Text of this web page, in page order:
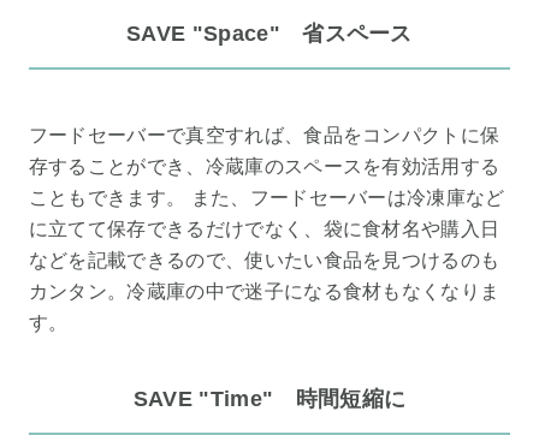
SAVE "Space" 省スペース
フードセーバーで真空すれば、食品をコンパクトに保
存することができ、冷蔵庫のスペースを有効活用する
こともできます。 また、フードセーバーは冷凍庫など
に立てて保存できるだけでなく、袋に食材名や購入日
などを記載できるので、使いたい食品を見つけるのも
カンタン。冷蔵庫の中で迷子になる食材もなくなりま
す。
SAVE "Time" 時間短縮に